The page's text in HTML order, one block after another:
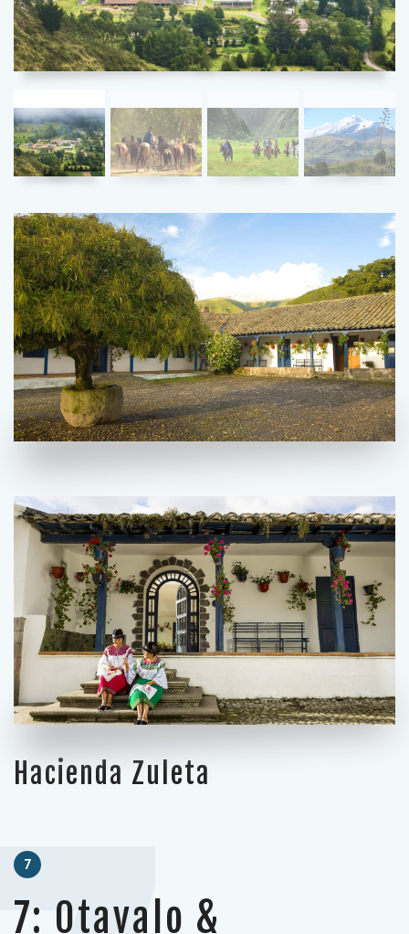
Hacienda Zuleta
7
7: Otavalo &